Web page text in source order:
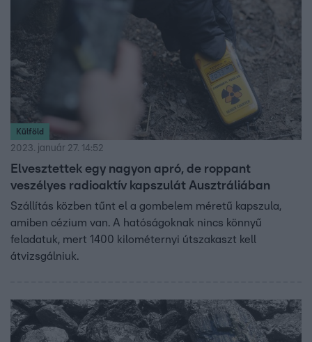
Külföld
2023. január 27. 14:52
Elvesztettek egy nagyon apró, de roppant
veszélyes radioaktív kapszulát Ausztráliában
Szállítás közben tűnt el a gombelem méretű kapszula,
amiben cézium van. A hatóságoknak nincs könnyű
feladatuk, mert 1400 kilométernyi útszakaszt kell
átvizsgálniuk.